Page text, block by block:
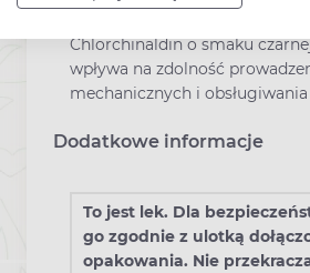
Chlorchinaldin o smaku
wpływa na zdolność
mechanicznych i
Dodatkowe informacje
To jest lek. Dla
go zgodnie z ulotką
opakowania. Nie